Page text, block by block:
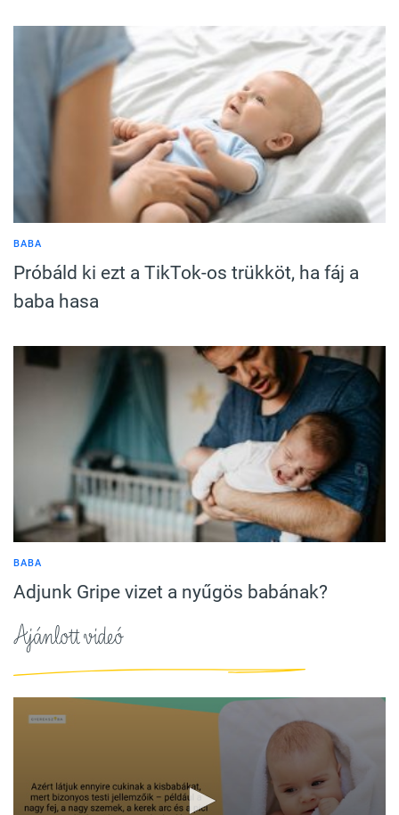
BABA
Próbáld ki ezt a TikTok-os trükköt, ha fáj a
baba hasa
BABA
Adjunk Gripe vizet a nyűgös babának?
Ajánlott videó